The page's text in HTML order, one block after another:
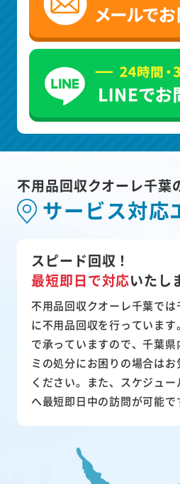
不用品回収クオーレ千葉
サービス対応
スピード回収！
最短即日で対応いたし
不用品回収クオーレ千葉で
に不用品回収を行っていま
で承っていますので、千葉
ミの処分にお困りの場合は
ください。また、スケジュ
へ最短即日中の訪問が可能で